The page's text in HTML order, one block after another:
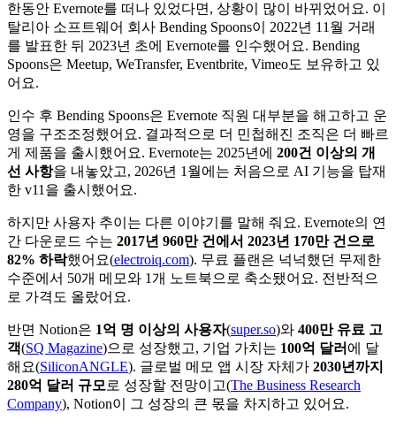
한동안 Evernote를 떠나 있었다면, 상황이 많이 바뀌었어요. 이
탈리아 소프트웨어 회사 Bending Spoons이 2022년 11월 거래
를 발표한 뒤 2023년 초에 Evernote를 인수했어요. Bending
Spoons은 Meetup, WeTransfer, Eventbrite, Vimeo도 보유하고 있
어요.
인수 후 Bending Spoons은 Evernote 직원 대부분을 해고하고 운
영을 구조조정했어요. 결과적으로 더 민첩해진 조직은 더 빠르
게 제품을 출시했어요. Evernote는 2025년에 200건 이상의 개
선 사항을 내놓았고, 2026년 1월에는 처음으로 AI 기능을 탑재
한 v11을 출시했어요.
하지만 사용자 추이는 다른 이야기를 말해 줘요. Evernote의 연
간 다운로드 수는 2017년 960만 건에서 2023년 170만 건으로
82% 하락했어요(electroiq.com). 무료 플랜은 넉넉했던 무제한
수준에서 50개 메모와 1개 노트북으로 축소됐어요. 전반적으
로 가격도 올랐어요.
반면 Notion은 1억 명 이상의 사용자(super.so)와 400만 유료 고
객(SQ Magazine)으로 성장했고, 기업 가치는 100억 달러 에 달
해요(SiliconANGLE). 글로벌 메모 앱 시장 자체가 2030년까지
280억 달러 규모로 성장할 전망이고(The Business Research
Company), Notion이 그 성장의 큰 몫을 차지하고 있어요.